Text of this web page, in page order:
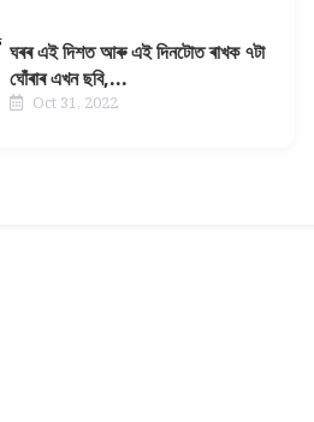
ঘৰৰ এই দিশত আৰু এই দিনটোত ৰাখক ৭টা
ঘোঁৰাৰ এখন ছবি,...
Oct 31, 2022